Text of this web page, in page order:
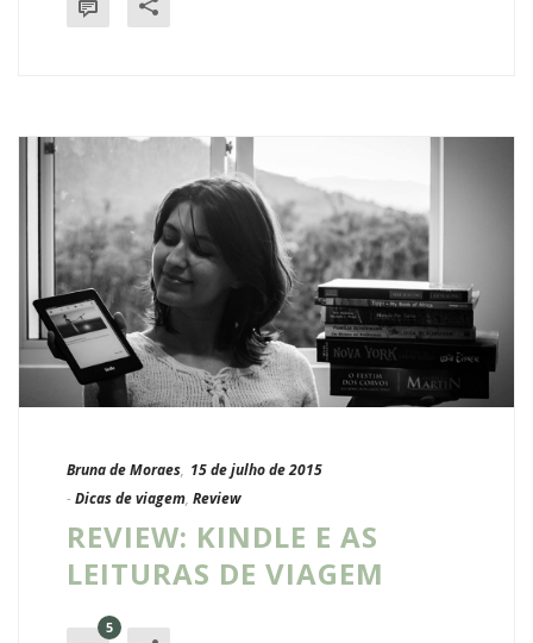
Bruna de Moraes, 15 de julho de 2015
- Dicas de viagem, Review
REVIEW: KINDLE E AS
LEITURAS DE VIAGEM
5